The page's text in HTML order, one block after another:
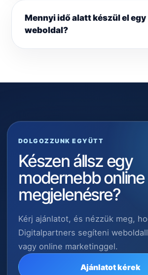
Mennyi idő alatt készül el egy
weboldal?
DOLGOZZUNK EGYÜTT
Készen állsz egy
modernebb online
megjelenésre?
Kérj ajánlatot, és nézzük meg,
Digitalpartners segíteni
vagy online marketinggel.
Ajánlatot kérek